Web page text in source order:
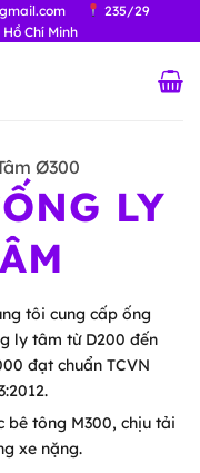
235/29
Chí Minh
Ø300
LY
tôi cung cấp ống
ly tâm từ D200 đến
đạt chuẩn TCVN
bê tông M300, chịu tải
xe nặng.